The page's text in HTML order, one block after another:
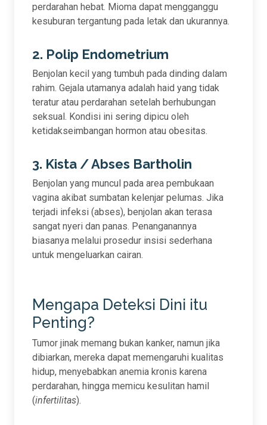
perdarahan hebat. Mioma dapat mengganggu
kesuburan tergantung pada letak dan ukurannya.
2. Polip Endometrium
Benjolan kecil yang tumbuh pada dinding dalam
rahim. Gejala utamanya adalah haid yang tidak
teratur atau perdarahan setelah berhubungan
seksual. Kondisi ini sering dipicu oleh
ketidakseimbangan hormon atau obesitas.
3. Kista / Abses Bartholin
Benjolan yang muncul pada area pembukaan
vagina akibat sumbatan kelenjar pelumas. Jika
terjadi infeksi (abses), benjolan akan terasa
sangat nyeri dan panas. Penanganannya
biasanya melalui prosedur insisi sederhana
untuk mengeluarkan cairan.
Mengapa Deteksi Dini itu
Penting?
Tumor jinak memang bukan kanker, namun jika
dibiarkan, mereka dapat memengaruhi kualitas
hidup, menyebabkan anemia kronis karena
perdarahan, hingga memicu kesulitan hamil
(infertilitas).